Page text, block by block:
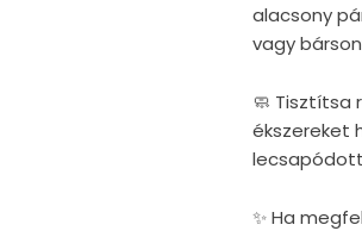
alacsony
vagy
🧼 Tisztítsa
ékszereket
✨ Ha